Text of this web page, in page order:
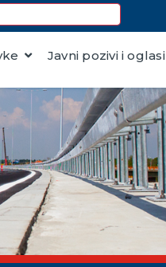
Javni pozivi i oglasi